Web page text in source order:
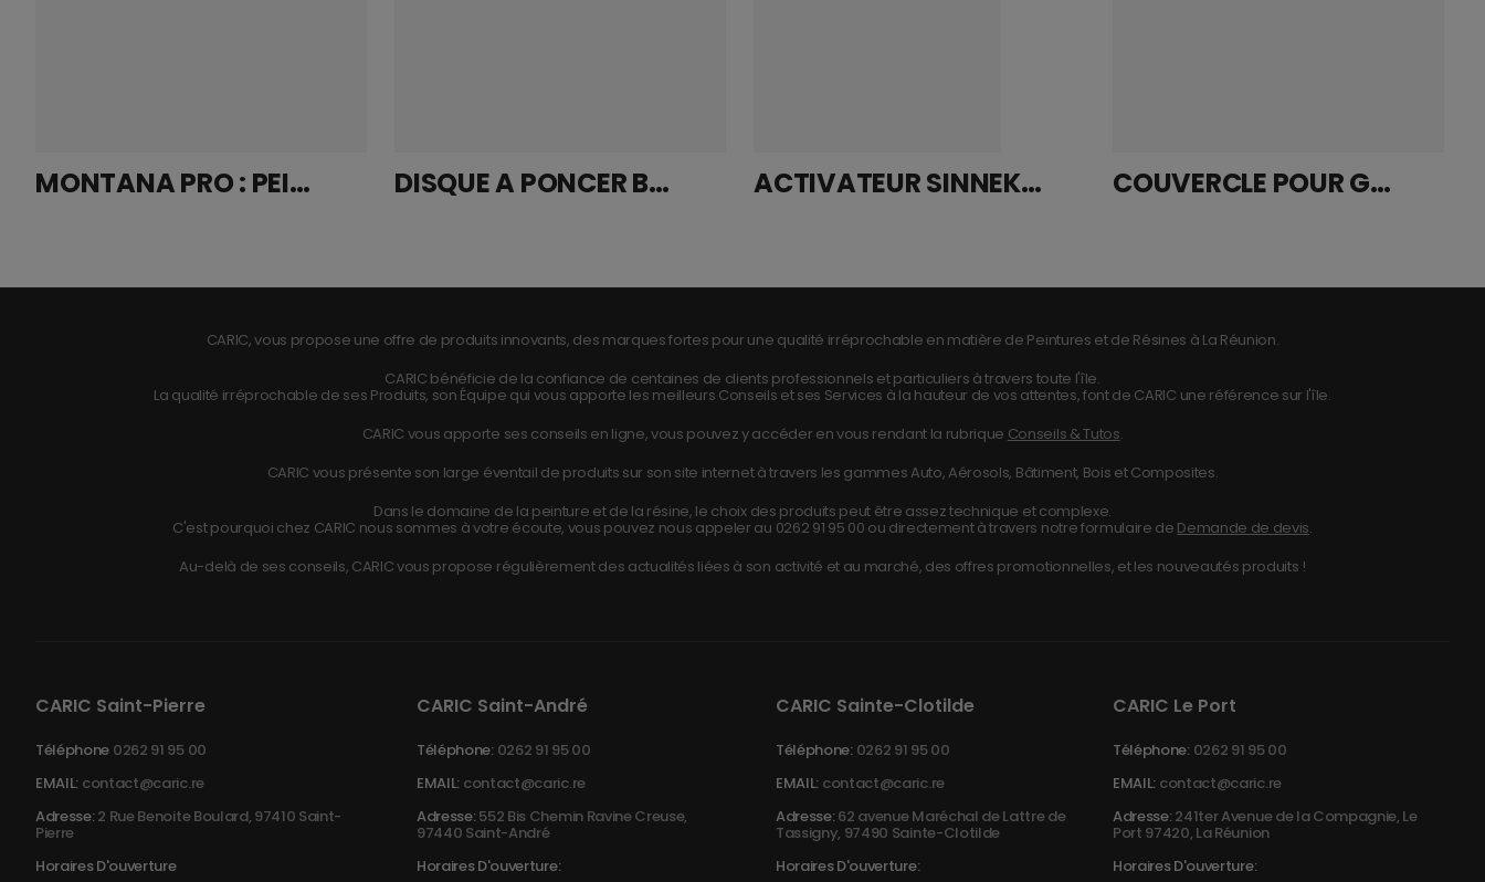
MONTANA PRO : PEINTURE ANTICORROSION BRILLANTE NOIRE 400ML DISQUE A PONCER BASECUT 150mm Grip 15T P080 ACTIVATEUR SINNEK WHA/6050 W6000 0,25L COUVERCLE POUR GODET DE MELANGE 1.400 L
CARIC, vous propose une offre de produits innovants, des marques fortes pour une qualité irréprochable en matière de Peintures et de Résines à La Réunion.
CARIC bénéficie de la confiance de centaines de clients professionnels et particuliers à travers toute l'île.
La qualité irréprochable de ses Produits, son Équipe qui vous apporte les meilleurs Conseils et ses Services à la hauteur de vos attentes, font de CARIC une référence sur l'île.
CARIC vous apporte ses conseils en ligne, vous pouvez y accéder en vous rendant la rubrique Conseils & Tutos.
CARIC vous présente son large éventail de produits sur son site internet à travers les gammes Auto, Aérosols, Bâtiment, Bois et Composites.
Dans le domaine de la peinture et de la résine, le choix des produits peut être assez technique et complexe.
C'est pourquoi chez CARIC nous sommes à votre écoute, vous pouvez nous appeler au 0262 91 95 00 ou directement à travers notre formulaire de Demande de devis.
Au-delà de ses conseils, CARIC vous propose régulièrement des actualités liées à son activité et au marché, des offres promotionnelles, et les nouveautés produits !
CARIC Saint-Pierre
Téléphone 0262 91 95 00
EMAIL: contact@caric.re
Adresse:2 Rue Benoite Boulard, 97410 Saint-
Pierre
Horaires D'ouverture
CARIC Saint-André
Téléphone: 0262 91 95 00
EMAIL: contact@caric.re
Adresse:552 Bis Chemin Ravine Creuse,
97440 Saint-André
Horaires D'ouverture:
CARIC Sainte-Clotilde
Téléphone: 0262 91 95 00
EMAIL: contact@caric.re
Adresse:62 avenue Maréchal de Lattre de
Tassigny, 97490 Sainte-Clotilde
Horaires D'ouverture:
CARIC Le Port
Téléphone: 0262 91 95 00
EMAIL: contact@caric.re
Adresse:241ter Avenue de la Compagnie, Le
Port 97420, La Réunion
Horaires D'ouverture: